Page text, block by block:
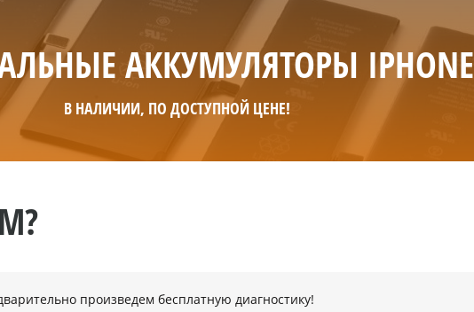
АККУМУЛЯТОРЫ IPHONE
В НАЛИЧИИ, ПО ДОСТУПНОЙ ЦЕНЕ!
произведем бесплатную диагностику!